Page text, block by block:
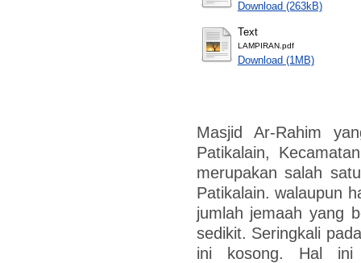
Download (263kB)
Text
LAMPIRAN.pdf
Download (1MB)
Masjid Ar-Rahim
Patikalain,
merupakan salah
Patikalain. walaupun
jumlah jemaah yang
sedikit. Seringkali
ini kosong. Hal ini